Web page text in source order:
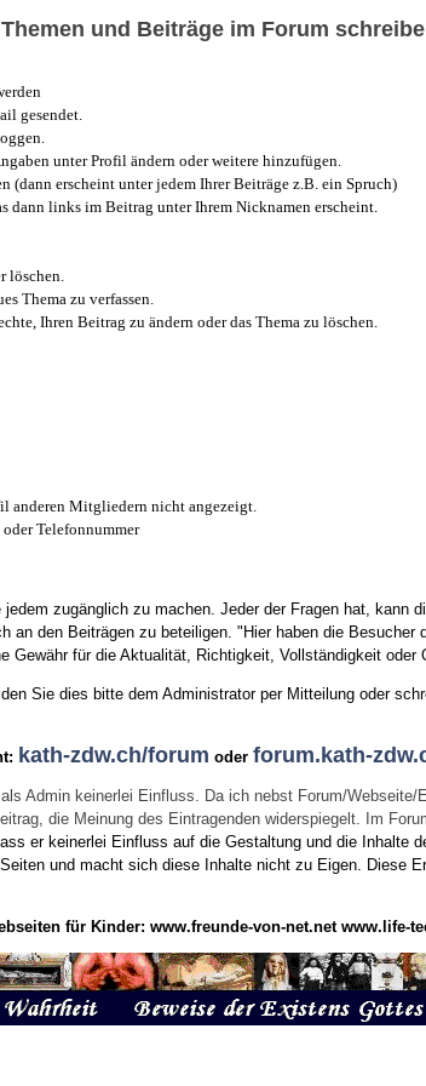
und Beiträge im Forum
gesendet.
unter Profil ändern oder weitere hinzufügen.
(dann erscheint unter jedem Ihrer Beiträge z.B. ein Spruch)
links im Beitrag unter Ihrem Nicknamen erscheint.
löschen.
Thema zu verfassen.
Ihren Beitrag zu ändern oder das Thema zu löschen.
anderen Mitgliedern nicht angezeigt.
Telefonnummer
zugänglich zu machen. Jeder der Fragen hat, kann
an den Beiträgen zu beteiligen. "Hier haben die
für die Aktualität, Richtigkeit, Vollständigkeit
Sie dies bitte dem Administrator per Mitteilung oder
kath-zdw.ch/forum oderforum.kath-
Admin keinerlei Einfluss. Da ich nebst Forum/
die Meinung des Eintragenden widerspiegelt. Im
er keinerlei Einfluss auf die Gestaltung und die Inhalte
und macht sich diese Inhalte nicht zu Eigen.
Diese
für Kinder: www.freunde-von-net.net www.life-